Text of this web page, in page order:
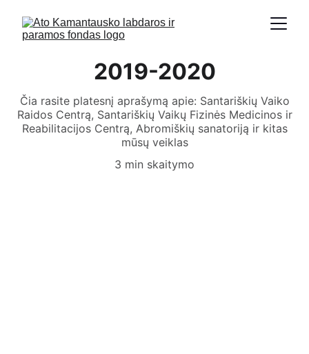
2019-2020
Čia rasite platesnį aprašymą apie: Santariškių Vaiko
Raidos Centrą, Santariškių Vaikų Fizinės Medicinos ir
Reabilitacijos Centrą, Abromiškių sanatoriją ir kitas
mūsų veiklas
3 min skaitymo